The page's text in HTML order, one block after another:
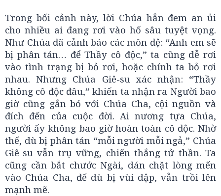
Trong bối cảnh này, lời Chúa hẳn đem an ủi
cho nhiều ai đang rơi vào hố sâu tuyệt vọng.
Như Chúa đã cảnh báo các môn đệ: “Anh em sẽ
bị phân tán… để Thầy cô độc,” ta cũng dễ rơi
vào tình trạng bị bỏ rơi, hoặc chính ta bỏ rơi
nhau. Nhưng Chúa Giê-su xác nhận: “Thầy
không cô độc đâu,” khiến ta nhận ra Người bao
giờ cũng gắn bó với Chúa Cha, cội nguồn và
đích đến của cuộc đời. Ai nương tựa Chúa,
người ấy không bao giờ hoàn toàn cô độc. Nhờ
thế, dù bị phân tán “mỗi người mỗi ngả,” Chúa
Giê-su vẫn trụ vững, chiến thắng tử thần. Ta
cũng cần bắt chước Ngài, dán chặt lòng mến
vào Chúa Cha, để dù bị vùi dập, vẫn trồi lên
mạnh mẽ.